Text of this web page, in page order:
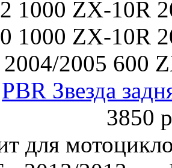
1000 ZX-10R
1000 ZX-10R
2004/2005 600
PBR Звезда
3850
для